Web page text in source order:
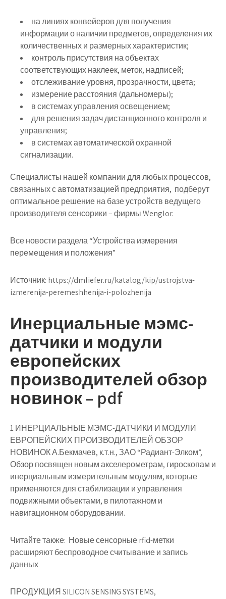
на линиях конвейеров для получения
информации о наличии предметов, определения их
количественных и размерных характеристик;
контроль присутствия на объектах
соответствующих наклеек, меток, надписей;
отслеживание уровня, прозрачности, цвета;
измерение расстояния (дальномеры);
в системах управления освещением;
для решения задач дистанционного контроля и
управления;
в системах автоматической охранной
сигнализации.
Специалисты нашей компании для любых процессов,
связанных с автоматизацией предприятия, подберут
оптимальное решение на базе устройств ведущего
производителя сенсорики – фирмы Wenglor.
Все новости раздела “Устройства измерения
перемещения и положения”
Источник: https://dmliefer.ru/katalog/kip/ustrojstva-
izmerenija-peremeshhenija-i-polozhenija
Инерциальные мэмс-
датчики и модули
европейских
производителей обзор
новинок – pdf
1 ИНЕРЦИАЛЬНЫЕ МЭМС-ДАТЧИКИ И МОДУЛИ
ЕВРОПЕЙСКИХ ПРОИЗВОДИТЕЛЕЙ ОБЗОР
НОВИНОК А.Бекмачев, к.т.н., ЗАО “Радиант-Элком”,
Обзор посвящен новым акселерометрам, гироскопам и
инерциальным измерительным модулям, которые
применяются для стабилизации и управления
подвижными объектами, в пилотажном и
навигационном оборудовании.
Читайте также: Новые сенсорные rfid-метки
расширяют беспроводное считывание и запись
данных
ПРОДУКЦИЯ SILICON SENSING SYSTEMS,